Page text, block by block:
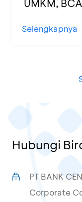
UMKM,
di KCU
Selengkapnya
Hubungi
PT BANK
Corporate